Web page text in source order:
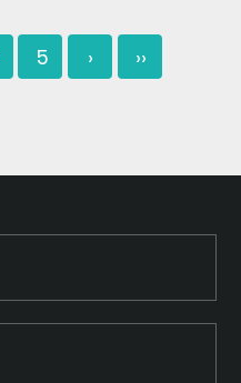
5 › ››